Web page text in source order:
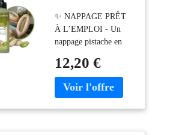
Flacon Squeezer
- Pour Topping
& Décoration
Gâteaux, Glaces,
Yaourts, Crêpes
& Gaufres -
Déco
Alimentaire
✨ NAPPAGE PRÊT
À L’EMPLOI - Un
nappage pistache en
pour garnir, glacer et
décorer toutes vos
créations sucrées.
instantanément une
12,20 €